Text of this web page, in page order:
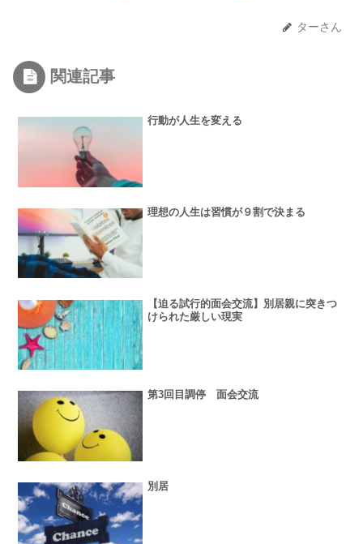
ターさん
関連記事
行動が人生を変える
理想の人生は習慣が９割で決まる
【迫る試行的面会交流】別居親に突きつ
けられた厳しい現実
第3回目調停 面会交流
別居